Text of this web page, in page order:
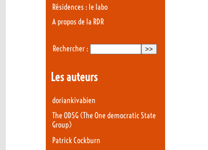
Résidences : le labo
A propos de la RDR
Rechercher :
Les auteurs
doriankivabien
The ODSG (The One democratic State
Group)
Patrick Cockburn